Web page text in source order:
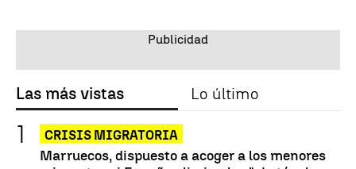
Las más vistas Lo último
CRISIS MIGRATORIA
Marruecos, dispuesto a acoger a los menores